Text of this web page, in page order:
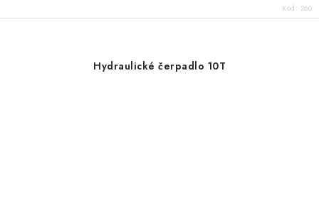
Kód: 260
Hydraulické čerpadlo 10T